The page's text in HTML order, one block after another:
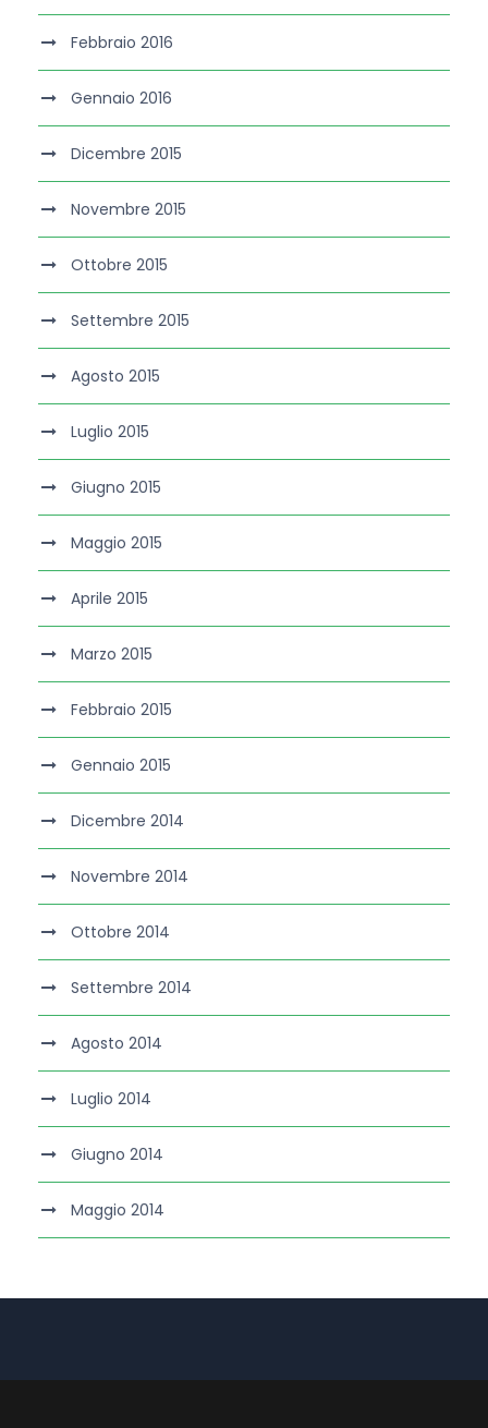
Febbraio 2016
Gennaio 2016
Dicembre 2015
Novembre 2015
Ottobre 2015
Settembre 2015
Agosto 2015
Luglio 2015
Giugno 2015
Maggio 2015
Aprile 2015
Marzo 2015
Febbraio 2015
Gennaio 2015
Dicembre 2014
Novembre 2014
Ottobre 2014
Settembre 2014
Agosto 2014
Luglio 2014
Giugno 2014
Maggio 2014